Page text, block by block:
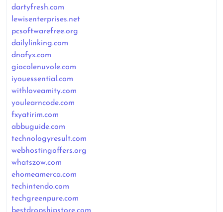
dartyfresh.com
lewisenterprises.net
pcsoftwarefree.org
dailylinking.com
dnafyx.com
giocolenuvole.com
iyouessential.com
withloveamity.com
youlearncode.com
fxyatirim.com
abbuguide.com
technologyresult.com
webhostingoffers.org
whatszow.com
ehomeamerca.com
techintendo.com
techgreenpure.com